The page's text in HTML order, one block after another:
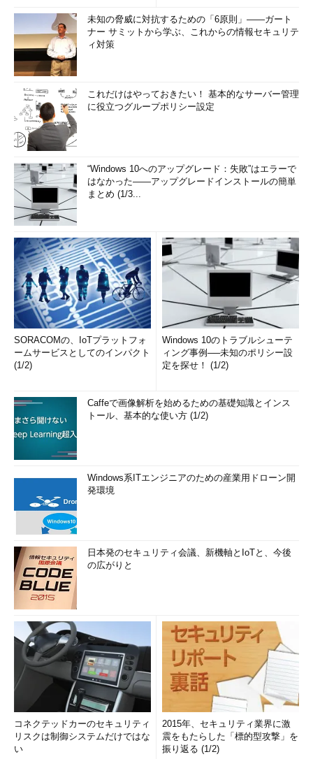
未知の脅威に対抗するための「6原則」――ガート
ナー サミットから学ぶ、これからの情報セキュリテ
ィ対策
これだけはやっておきたい！ 基本的なサーバー管理
に役立つグループポリシー設定
“Windows 10へのアップグレード：失敗”はエラーで
はなかった――アップグレードインストールの簡単
まとめ (1/3...
SORACOMの、IoTプラットフォ
ームサービスとしてのインパクト
(1/2)
Windows 10のトラブルシューテ
ィング事例──未知のポリシー設
定を探せ！ (1/2)
Caffeで画像解析を始めるための基礎知識とインス
トール、基本的な使い方 (1/2)
Windows系ITエンジニアのための産業用ドローン開
発環境
日本発のセキュリティ会議、新機軸とIoTと、今後
の広がりと
コネクテッドカーのセキュリティ
リスクは制御システムだけではな
い
2015年、セキュリティ業界に激
震をもたらした「標的型攻撃」を
振り返る (1/2)